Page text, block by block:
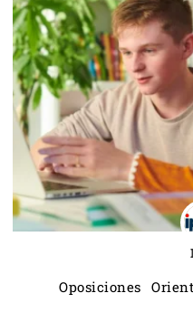
Oposiciones